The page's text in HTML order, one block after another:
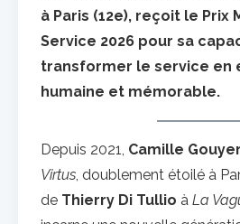
à Paris (12e), reçoit le Prix
Service 2026 pour sa
transformer le service en
humaine et mémorable.
Depuis 2021, Camille Gouyer
Virtus, doublement étoilé à
de Thierry Di Tullio à La